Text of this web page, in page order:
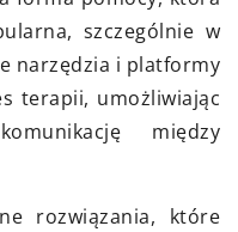
szczególnie w
narzędzia i platformy
terapii, umożliwiając
między
rozwiązania, które